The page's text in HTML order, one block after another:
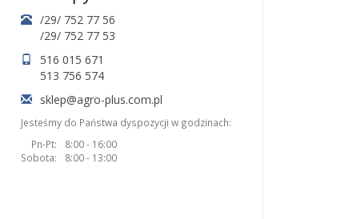
/29/ 752 77 56
/29/ 752 77 53
516 015 671
513 756 574
sklep@agro-plus.com.pl
Jesteśmy do Państwa dyspozycji w godzinach:
Pn-Pt:
Sobota:
8:00 - 16:00
8:00 - 13:00